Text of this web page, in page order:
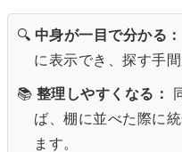
🔍 中身が一目で分かる：
に表示でき、探す手間
📚 整理しやすくなる：
ば、棚に並べた際に
ます。